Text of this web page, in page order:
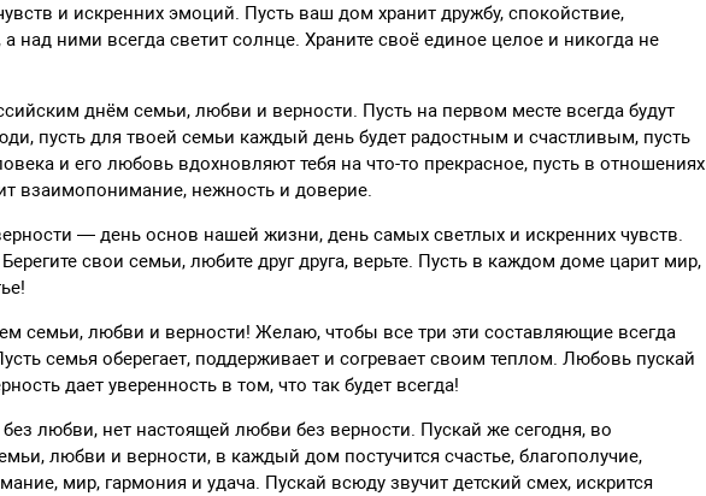
и искренних эмоций. Пусть ваш дом хранит дружбу, спокойствие,
над ними всегда светит солнце. Храните своё единое целое и никогда не
днём семьи, любви и верности. Пусть на первом месте всегда будут
пусть для твоей семьи каждый день будет радостным и счастливым, пусть
и его любовь вдохновляют тебя на что-то прекрасное, пусть в отношениях
взаимопонимание, нежность и доверие.
— день основ нашей жизни, день самых светлых и искренних чувств.
свои семьи, любите друг друга, верьте. Пусть в каждом доме царит мир,
семьи, любви и верности! Желаю, чтобы все три эти составляющие всегда
семья оберегает, поддерживает и согревает своим теплом. Любовь пускай
дает уверенность в том, что так будет всегда!
любви, нет настоящей любви без верности. Пускай же сегодня, во
любви и верности, в каждый дом постучится счастье, благополучие,
мир, гармония и удача. Пускай всюду звучит детский смех, искрится